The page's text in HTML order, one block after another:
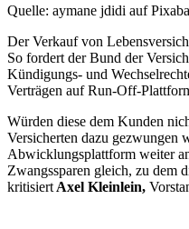
Quelle: aymane jdidi auf
Der Verkauf von
So fordert der Bund der
Kündigungs- und
Verträgen auf Run-Off-
Würden diese dem Kunden
Versicherten dazu gezwungen
Abwicklungsplattform weiter
Zwangssparen gleich, zu dem
kritisiertAxel Kleinlein,